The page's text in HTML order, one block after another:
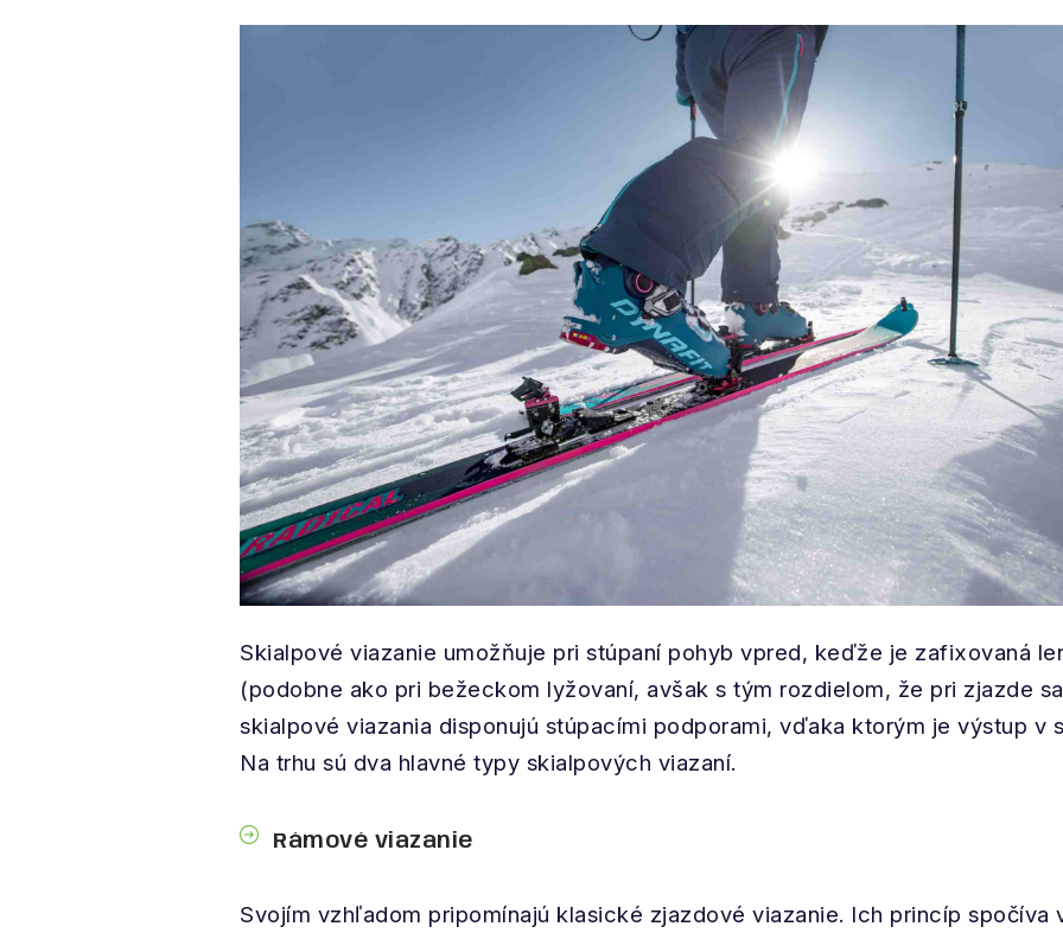
Skialpové viazanie umožňuje pri stúpaní pohyb vpred, keďže je zafixovaná
(podobne ako pri bežeckom lyžovaní, avšak s tým rozdielom, že pri zjazde
skialpové viazania disponujú stúpacími podporami, vďaka ktorým je výstup v
Na trhu sú dva hlavné typy skialpových viazaní.
Rámové viazanie
Svojím vzhľadom pripomínajú klasické zjazdové viazanie. Ich princíp spočíva